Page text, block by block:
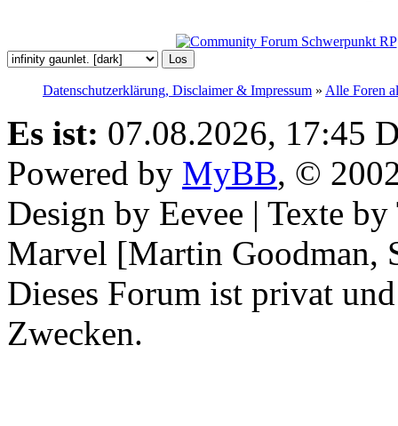
Datenschutzerklärung, Disclaimer & Impressum » Alle Foren
Es ist: 07.08.2026, 17:45
Powered by MyBB, ©
Design by Eevee | Texte
Marvel [Martin Goodman,
Dieses Forum ist privat
Zwecken.